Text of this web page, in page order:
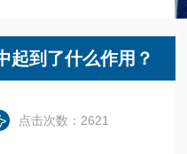
起到了什么作用？
点击次数：2621